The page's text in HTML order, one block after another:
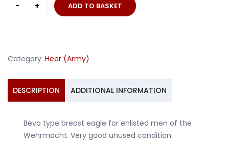
Bevo
quantity
ADD TO BASKET
Category: Heer (Army)
DESCRIPTION ADDITIONAL INFORMATION
Bevo type breast eagle for enlisted men of the
Wehrmacht. Very good unused condition.